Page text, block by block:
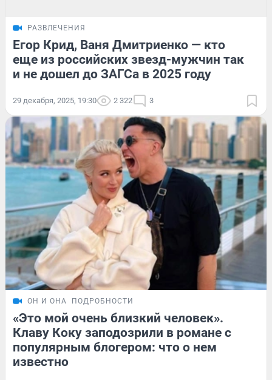
РАЗВЛЕЧЕНИЯ
Егор Крид, Ваня Дмитриенко — кто
еще из российских звезд-мужчин так
и не дошел до ЗАГСа в 2025 году
29 декабря, 2025, 19:30 2 322 3
ОН И ОНА ПОДРОБНОСТИ
«Это мой очень близкий человек».
Клаву Коку заподозрили в романе с
популярным блогером: что о нем
известно